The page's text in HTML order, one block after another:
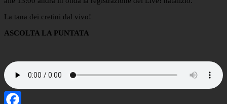
La tana dei cretini dal vivo!
ASCOLTA LA PUNTATA